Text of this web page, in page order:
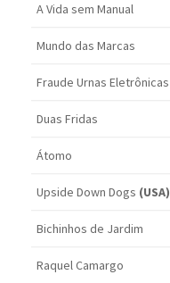
A Vida sem Manual
Mundo das Marcas
Fraude Urnas Eletrônicas
Duas Fridas
Átomo
Upside Down Dogs (USA)
Bichinhos de Jardim
Raquel Camargo